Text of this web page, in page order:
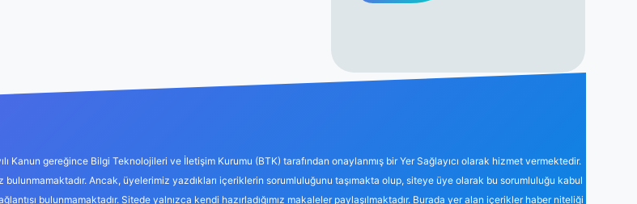
Kanun gereğince Bilgi Teknolojileri ve İletişim Kurumu (BTK) tarafından onaylanmış bir Yer Sağlayıcı olarak hizmet vermektedir.
Ancak, üyelerimiz yazdıkları içeriklerin sorumluluğunu taşımakta olup, siteye üye olarak bu sorumluluğu kabul
bulunmamaktadır. Sitede yalnızca kendi hazırladığımız makaleler paylaşılmaktadır. Burada yer alan içerikler haber niteliği